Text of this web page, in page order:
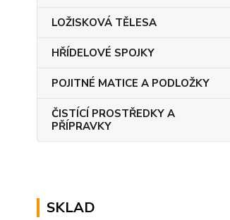
LOŽISKOVÁ TĚLESA
HŘÍDELOVÉ SPOJKY
POJITNÉ MATICE A PODLOŽKY
ČISTÍCÍ PROSTŘEDKY A
PŘÍPRAVKY
SKLAD